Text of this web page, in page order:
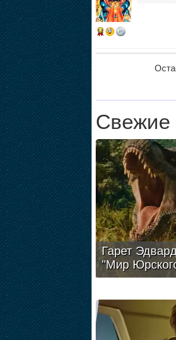
14
Свежие
Гарет
"Мир